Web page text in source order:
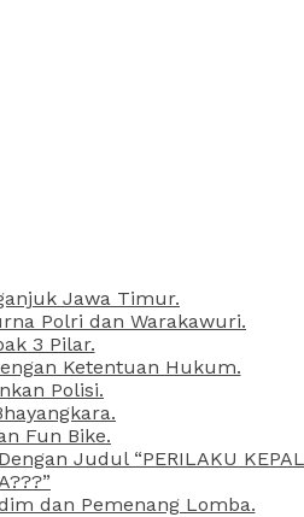
Jawa Timur.
Polri dan Warakawuri.
3 Pilar.
Ketentuan Hukum.
Polisi.
Fun Bike.
Judul “PERILAKU
dan Pemenang Lomba.